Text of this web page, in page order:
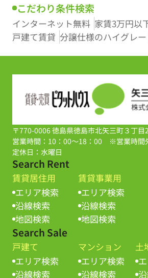
こだわり条件検索
インターネット無料 家賃3万円以
戸建て賃貸 分譲仕様のハイグレ
〒770-0006 徳島県徳島市北矢三町３丁目
営業時間：10：00～18：00 ※営業時間
定休日：水曜日
Search Rent
賃貸居住用
エリア検索
沿線検索
地図検索
賃貸事業用
エリア検索
沿線検索
地図検索
Search Sale
戸建て
エリア検索
沿線検索
マンション
エリア検索
沿線検索
土